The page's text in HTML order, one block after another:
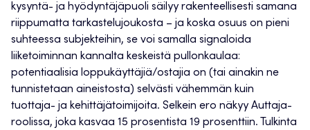
kysyntä- ja hyödyntäjäpuoli säilyy rakenteellisesti samana
riippumatta tarkastelujoukosta – ja koska osuus on pieni
suhteessa subjekteihin, se voi samalla signaloida
liiketoiminnan kannalta keskeistä pullonkaulaa:
potentiaalisia loppukäyttäjiä/ostajia on (tai ainakin ne
tunnistetaan aineistosta) selvästi vähemmän kuin
tuottaja- ja kehittäjätoimijoita. Selkein ero näkyy Auttaja-
roolissa, joka kasvaa 15 prosentista 19 prosenttiin. Tulkinta